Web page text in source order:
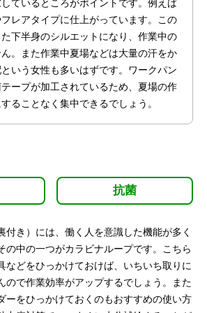
ているところがポイントです。例えば
レアタイプに仕上がっています。この
下半身のシルエットになり、作業中の
。また作業中夏場などは大量の汗をか
いう女性も多いはずです。ワークパン
ープが加工されているため、夏場の作
ることなく集中できるでしょう。
抗菌
付き）には、働く人を意識した機能が多く
の中の一つがカラビナループです。こちら
などをひっかけておけば、いちいち取りに
ので作業効率がアップするでしょう。また
ーをひっかけておくのもおすすめの使い方